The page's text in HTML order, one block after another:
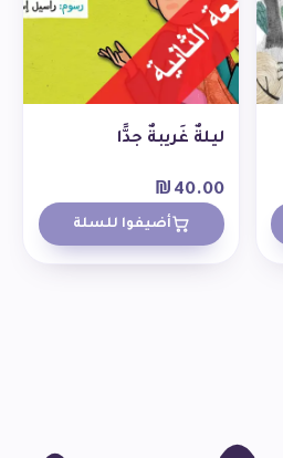
ليلةٌ غَريبةٌ جدًّا
₪ 40.00
أضيفوا للسلة